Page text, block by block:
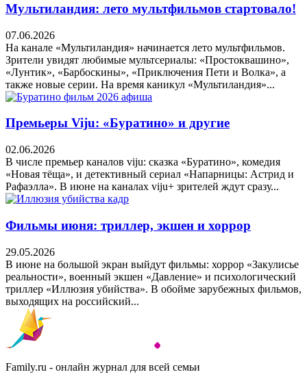
Мультиландия: лето мультфильмов стартовало!
07.06.2026
На канале «Мультиландия» начинается лето мультфильмов.
Зрители увидят любимые мультсериалы: «Простоквашино»,
«Лунтик», «Барбоскины», «Приключения Пети и Волка», а
также новые серии. На время каникул «Мультиландия»...
Премьеры Viju: «Буратино» и другие
02.06.2026
В числе премьер каналов viju: сказка «Буратино», комедия
«Новая тёща», и детективный сериал «Напарницы: Астрид и
Рафаэлла». В июне на каналах viju+ зрителей ждут сразу...
Фильмы июня: триллер, экшен и хоррор
29.05.2026
В июне на большой экран выйдут фильмы: хоррор «Закулисье
реальности», военный экшен «Давление» и психологический
триллер «Иллюзия убийства». В обойме зарубежных фильмов,
выходящих на российский...
Family.ru - онлайн журнал для всей семьи